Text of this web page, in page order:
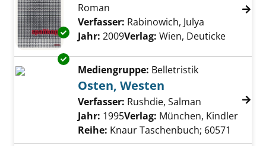
Exemplar-Details von Spaltkopf anzeigen
Roman
Verfasser: Rabinowich, Julya
Jahr: 2009Verlag: Wien, Deuticke
Exemplar-Details von Osten, Westen
Mediengruppe: Belletristik
Osten, Westen
Verfasser: Rushdie, Salman Suche nach
Jahr: 1995Verlag: München, Kindler
Reihe: Knaur Taschenbuch; 60571